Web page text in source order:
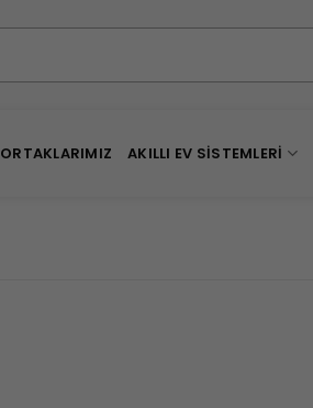
ORTAKLARIMIZ AKILLI EV SISTEMLERI